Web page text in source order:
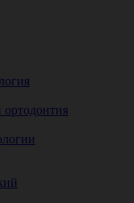
ортодонтия